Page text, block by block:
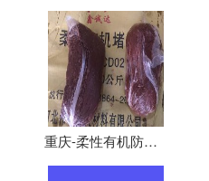
重庆-柔性有机防火堵料、防火泥